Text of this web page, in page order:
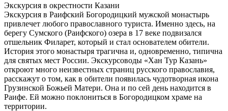
Экскурсия в окрестности Казани
Экскурсия в Раифский Богородицкий мужской монастырь
привлечет любого православного туриста. Именно здесь, на
берегу Сумского (Раифского) озера в 17 веке подвизался
отшельник Филарет, который и стал основателем обители.
История этого монастыря трагична и, одновременно, типична
для святых мест России. Экскурсоводы «Хан Тур Казань»
откроют много неизвестных страниц русского православия,
расскажут о том, как в обители появилась чудотворная икона
Грузинской Божьей Матери. Она и по сей день находится в
Раифе. Ей можно поклониться в Богородицком храме на
территории.